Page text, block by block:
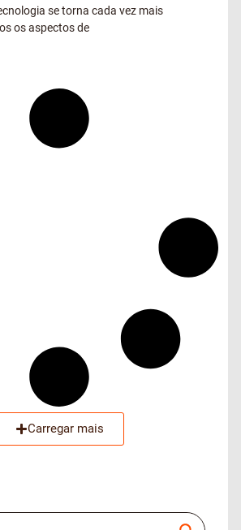
se torna cada vez mais
os aspectos de
Carregar mais